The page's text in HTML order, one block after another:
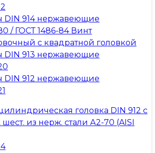
DIN 914 нержавеющие
/ ГОСТ 1486-84 Винт
с квадратной головкой
DIN 913 нержавеющие
DIN 912 нержавеющие
головка DIN 912 с
шест. из нерж. стали А2-70 (AISI